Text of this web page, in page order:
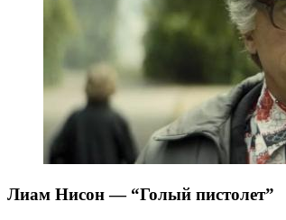
Лиам Нисон — “Голый пистолет”